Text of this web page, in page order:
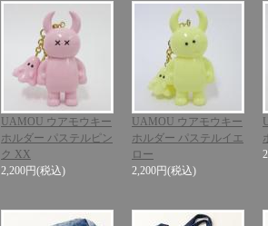
UAMOU ウアモウキー
ホルダー パステルピン
ク XX
2,200円(税込)
UAMOU ウアモウキー
ホルダー パステルイエ
ロー
2,200円(税込)